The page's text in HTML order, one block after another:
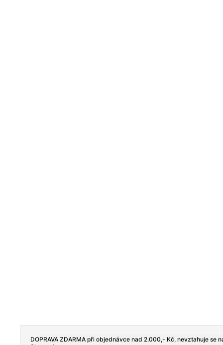
DOPRAVA ZDARMA při objednávce nad 2.000,- Kč, nevztahuje se